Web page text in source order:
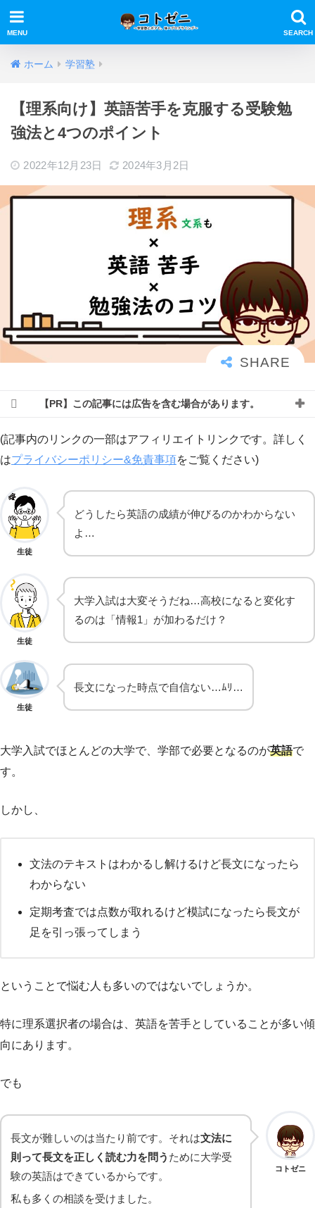
ホーム 学習塾
【理系向け】英語苦手を克服する受験勉
強法と4つのポイント
2022年12月23日 2024年3月2日
【PR】この記事には広告を含む場合があります。
(記事内のリンクの一部はアフィリエイトリンクです。詳しく
はプライバシーポリシー&免責事項をご覧ください)
生徒
どうしたら英語の成績が伸びるのかわからない
よ…
生徒
大学入試は大変そうだね…高校になると変化す
るのは「情報1」が加わるだけ？
生徒
長文になった時点で自信ない…ﾑﾘ…
大学入試でほとんどの大学で、学部で必要となるのが英語で
す。
しかし、
文法のテキストはわかるし解けるけど長文になったら
わからない
定期考査では点数が取れるけど模試になったら長文が
足を引っ張ってしまう
ということで悩む人も多いのではないでしょうか。
特に理系選択者の場合は、英語を苦手としていることが多い傾
向にあります。
でも
コトゼニ
長文が難しいのは当たり前です。それは文法に
則って長文を正しく読む力を問う ために大学受
験の英語はできているからです。
私も多くの相談を受けました。